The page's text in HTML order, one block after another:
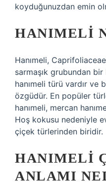
koyduğunuzdan emin
HANIMELI
Hanımeli,
sarmaşık grubundan
hanımeli türü vardır ve
özgüdür. En popüler
hanımeli, mercan
Hoş kokusu nedeniyle
çiçek türlerinden biridir.
HANIMELI
ANLAMI